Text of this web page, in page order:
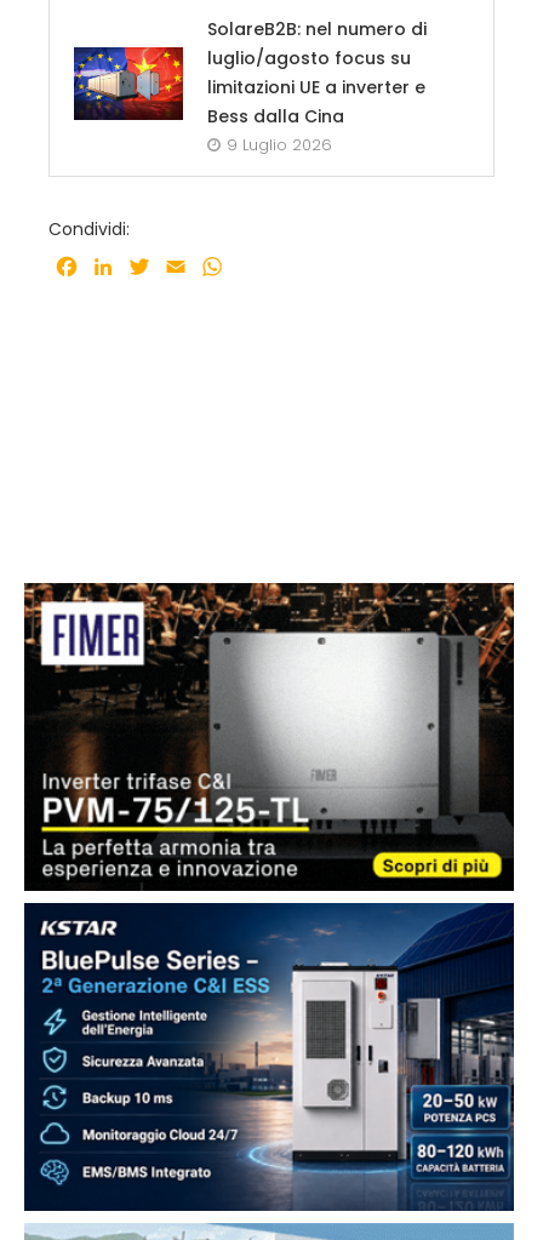
SolareB2B: nel numero di
luglio/agosto focus su
limitazioni UE a inverter e
Bess dalla Cina
9 Luglio 2026
Condividi:
Facebook
LinkedInTwitter
Email